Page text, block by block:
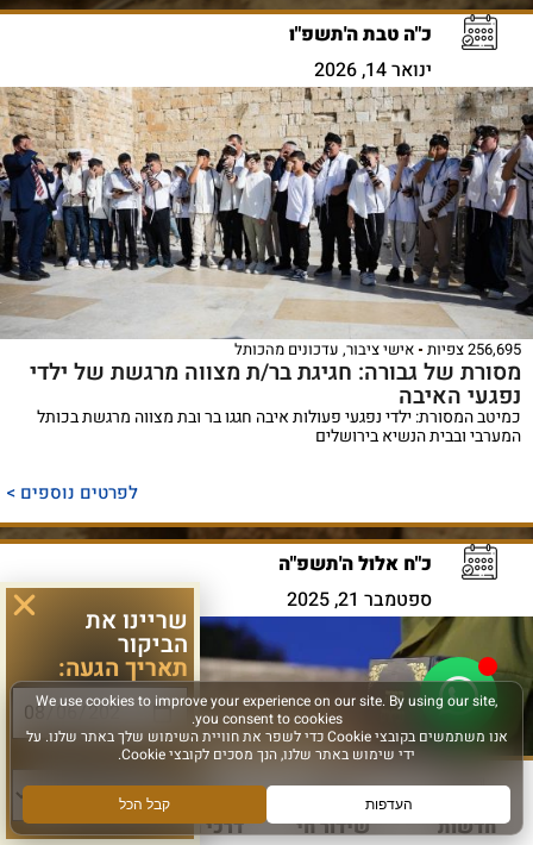
כ"ה טבת ה'תשפ"ו
ינואר 14, 2026
256,695 צפיות אישי ציבור, עדכונים מהכותל
מסורת של גבורה: חגיגת בר/ת מצווה מרגשת של ילדי
נפגעי האיבה
כמיטב המסורת: ילדי נפגעי פעולות איבה חגגו בר ובת מצווה מרגשת בכותל
המערבי ובבית הנשיא בירושלים
לפרטים נוספים >
כ"ח אלול ה'תשפ"ה
ספטמבר 21, 2025
חדשות שידור חי דרכי הגעה עוד
שריינו את
הביקור
תאריך הגעה:
סוג פעילות: